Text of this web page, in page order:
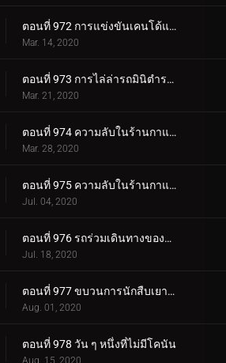
ตอนที่ 972 การแข่งขันเคนโด้แห่งความรักและปริศนา (ตอนจบ)
Mar. 14, 2020
ตอนที่ 973 การไล่ล่ารถมินิตำรวจลาดตะเวน
Mar. 21, 2020
ตอนที่ 974 ความลับในร้านกาแฟของสาวมัธยมทรีโอ (ตอนแรก)
Mar. 28, 2020
ตอนที่ 975 ความลับในร้านกาแฟของสาวมัธยมทรีโอ (ตอนจบ)
Jul. 04, 2020
ตอนที่ 976 รถร่วมเดินทางของฆาตกร
Jul. 18, 2020
ตอนที่ 977 ขบวนการนักสืบเยาวชนหายตัวไป
Aug. 01, 2020
ตอนที่ 978 วัน ๆ หนึ่งที่ไม่มีโคนัน